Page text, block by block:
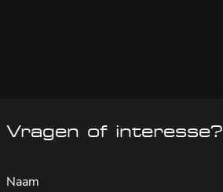
Vragen of interesse?
Naam